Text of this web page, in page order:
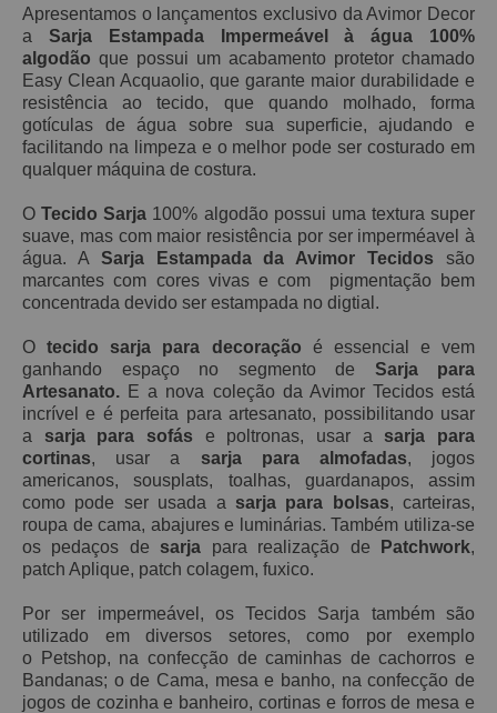
Apresentamos o lançamentos exclusivo da Avimor Decor
a Sarja Estampada Impermeável à água 100%
algodão que possui um acabamento protetor chamado
Easy C lean Acquaolio, que garante maior durabilidade e
resistência ao tecido, que quando molhado, forma
gotículas de água sobre sua superficie, ajudando e
facilitando na limpeza e o melhor pode ser costurado em
qualquer máquina de costura.
OTecido Sarja 100% algodão possui uma textura super
suave, mas com maior resistência por ser imperméavel à
água. A Sarja Estampada da Avimor Tecidos são
marcantes com cores vivas e com pigmentação bem
concentrada devido ser estampada no digtial.
Otecido sarja para decoração é essencial e vem
ganhando espaço no segmento de Sarja para
Artesanato. E a nova coleção da Avimor Tecidos está
incrível e é perfeita para artesanato, possibilitando usar
a sarja para sofás e poltronas, usar a sarja para
cortinas, usar a sarja para almofadas, jogos
americanos, sousplats, toalhas, guardanapos, assim
como pode ser usada a sarja para bolsas, carteiras,
roupa de cama, abajures e luminárias. Também utiliza-se
os pedaços de sarja para realização de Patchwork,
patch Aplique, patch colagem, fuxico.
Por ser impermeável, os Tecidos Sarja também são
utilizado em diversos setores, como por exemplo
o Petshop, na confecção de caminhas de cachorros e
Bandanas; o de Cama, mesa e banho, na confecção de
jogos de cozinha e banheiro, cortinas e forros de mesa e